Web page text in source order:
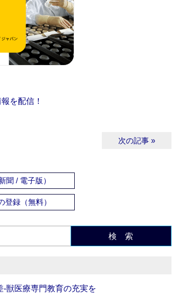
を配信！
次の記事 »
聞 / 電子版）
登録（無料）
検 索
‐獣医療専門教育の充実を